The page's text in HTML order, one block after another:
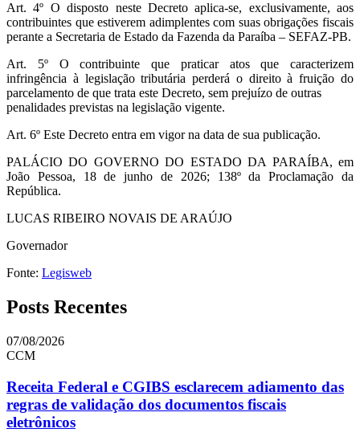
Art. 4º O disposto neste Decreto aplica-se, exclusivamente, aos
contribuintes que estiverem adimplentes com suas obrigações fiscais
perante a Secretaria de Estado da Fazenda da Paraíba – SEFAZ-PB.
Art. 5º O contribuinte que praticar atos que caracterizem
infringência à legislação tributária perderá o direito à fruição do
parcelamento de que trata este Decreto, sem prejuízo de outras
penalidades previstas na legislação vigente.
Art. 6º Este Decreto entra em vigor na data de sua publicação.
PALÁCIO DO GOVERNO DO ESTADO DA PARAÍBA, em
João Pessoa, 18 de junho de 2026; 138º da Proclamação da
República.
LUCAS RIBEIRO NOVAIS DE ARAÚJO
Governador
Fonte: Legisweb
Posts Recentes
07/08/2026
CCM
Receita Federal e CGIBS esclarecem adiamento das
regras de validação dos documentos fiscais
eletrônicos